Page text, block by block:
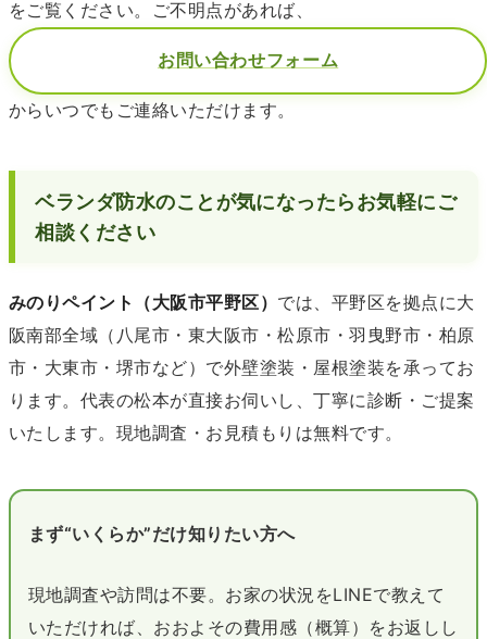
をご覧ください。ご不明点があれば、
お問い合わせフォーム
からいつでもご連絡いただけます。
ベランダ防水のことが気になったらお気軽にご
相談ください
みのりペイント（大阪市平野区） では、平野区を拠点に大
阪南部全域（八尾市・東大阪市・松原市・羽曳野市・柏原
市・大東市・堺市など）で外壁塗装・屋根塗装を承ってお
ります。代表の松本が直接お伺いし、丁寧に診断・ご提案
いたします。現地調査・お見積もりは無料です。
まず“いくらか”だけ知りたい方へ
現地調査や訪問は不要。お家の状況をLINEで教えて
いただければ、おおよその費用感（概算）をお返しし